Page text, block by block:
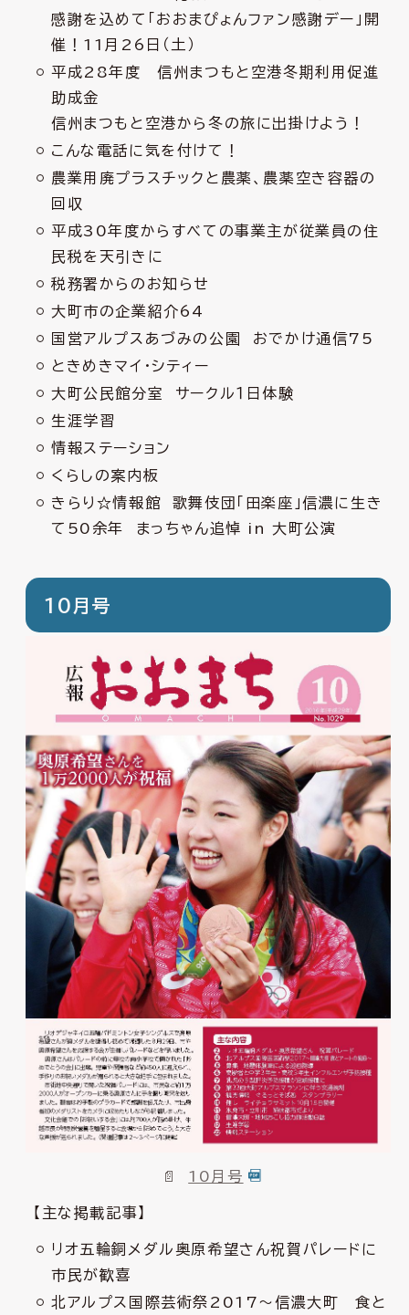
感謝を込めて「おおまぴょんファン感謝デー」開
催！11月26日（土）
平成28年度 信州まつもと空港冬期利用促進
助成金
信州まつもと空港から冬の旅に出掛けよう！
こんな電話に気を付けて！
農業用廃プラスチックと農薬、農薬空き容器の
回収
平成30年度からすべての事業主が従業員の住
民税を天引きに
税務署からのお知らせ
大町市の企業紹介64
国営アルプスあづみの公園 おでかけ通信75
ときめきマイ・シティー
大町公民館分室 サークル１日体験
生涯学習
情報ステーション
くらしの案内板
きらり☆情報館 歌舞伎団「田楽座」信濃に生き
て50余年 まっちゃん追悼 in 大町公演
10月号
10月号
【主な掲載記事】
リオ五輪銅メダル奥原希望さん祝賀パレードに
市民が歓喜
北アルプス国際芸術祭2017～信濃大町 食と